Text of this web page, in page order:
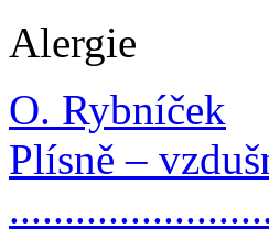
Alergie
O. Rybníček
Plísně –